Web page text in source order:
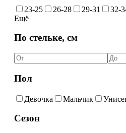
23-25 26-28 29-31 32-
Ещё
По стельке, см
Пол
Девочка Мальчик
Сезон